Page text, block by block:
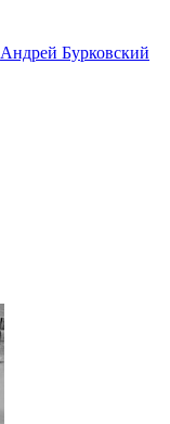
Андрей Бурковский